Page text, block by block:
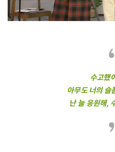
수고했
아무도 너의 슬
난 늘 응원해,